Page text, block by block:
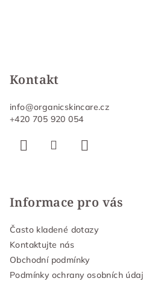
Kontakt
info@organicskincare.cz
+420 705 920 054
Informace pro vás
Často kladené dotazy
Kontaktujte nás
Obchodní podmínky
Podmínky ochrany osobních